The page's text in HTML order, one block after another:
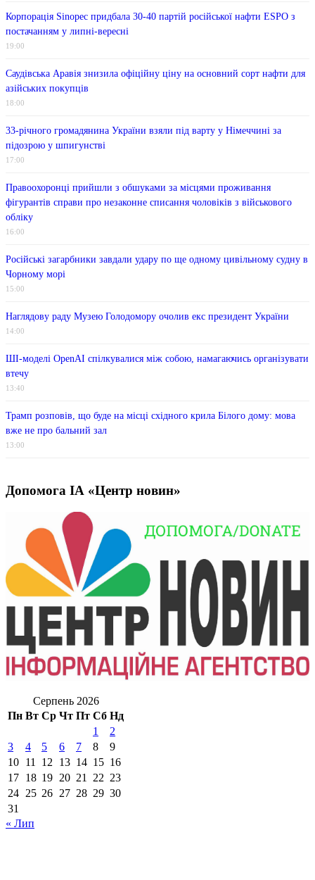
Корпорація Sinopec придбала 30-40 партій російської нафти ESPO з
постачанням у липні-вересні
19:00
Саудівська Аравія знизила офіційну ціну на основний сорт нафти для
азійських покупців
18:00
33-річного громадянина України взяли під варту у Німеччині за
підозрою у шпигунстві
17:00
Правоохоронці прийшли з обшуками за місцями проживання
фігурантів справи про незаконне списання чоловіків з військового
обліку
16:00
Російські загарбники завдали удару по ще одному цивільному судну в
Чорному морі
15:00
Наглядову раду Музею Голодомору очолив екс президент України
14:00
ШІ-моделі OpenAI спілкувалися між собою, намагаючись організувати
втечу
13:40
Трамп розповів, що буде на місці східного крила Білого дому: мова
вже не про бальний зал
13:00
Допомога ІА «Центр новин»
Серпень 2026
Пн Вт Ср Чт Пт Сб Нд
1
2
3
4 5 6 7 8
9
10 11 12 13 14 15 16
17 18 19 20 21 22 23
24 25 26 27 28 29 30
31
« Лип